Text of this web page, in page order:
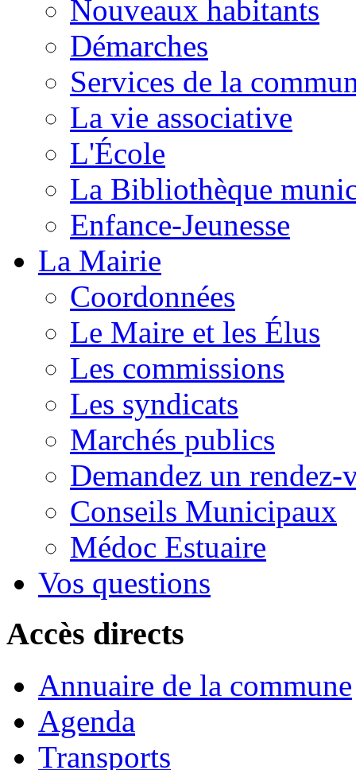
Nouveaux habitants
Démarches
Services de la
La vie associative
L'École
La Bibliothèque
Enfance-Jeunesse
La Mairie
Coordonnées
Le Maire et les Élus
Les commissions
Les syndicats
Marchés publics
Demandez un rendez-
Conseils Municipaux
Médoc Estuaire
Vos questions
Accès directs
Annuaire de la commune
Agenda
Transports